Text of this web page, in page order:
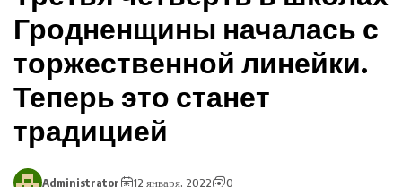
Гродненщины началась с
торжественной линейки.
Теперь это станет
традицией
Administrator 12 января, 2022 0